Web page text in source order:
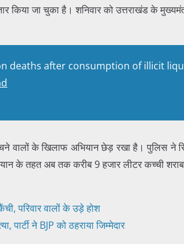
किया जा चुका है। शनिवार को उत्तराखंड के
deaths after consumption of illicit
वालों के खिलाफ अभियान छेड़ रखा है। पुलिस ने
के तहत अब तक करीब 9 हजार लीटर कच्ची
परिवार वालों के उड़े होश
ने BJP को ठहराया जिम्मेदार